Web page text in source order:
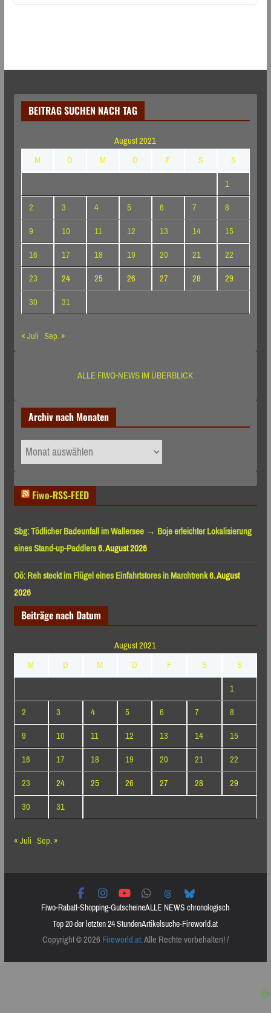
BEITRAG SUCHEN NACH TAG
August 2021
M
D M D F S
S
1
2
3 4 5 6 7
8
9
10 11 12 13 14
15
16
17 18 19 20 21
22
23
24 25 26 27 28
29
30
31
« Juli Sep. »
ALLE FIWO-NEWS IM ÜBERBLICK
Archiv nach Monaten
Archiv
nach
Fiwo-RSS-FEED
Sbg: Tödlicher Badeunfall im Wallersee → Boje erleichter Lokalisierung
eines Stand-up-Paddlers6. August 2026
Oö: Reh steckt im Flügel eines Einfahrtstores in Marchtrenk6. August
2026
Beiträge nach Datum
August 2021
M
D M D F S
S
1
2
3 4 5 6 7
8
9
10 11 12 13 14
15
16
17 18 19 20 21
22
23
24 25 26 27 28
29
30
31
« Juli Sep. »
Fiwo-Rabatt-Shopping-GutscheineALLE NEWS chronologisch
Top 20 der letzten 24 StundenArtikelsuche-Fireworld.at
Copyright © 2026Fireworld.at. Alle Rechte vorbehalten! /